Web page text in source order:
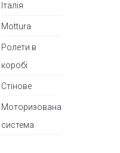
Італія
Mottura
Ролети в
коробі
Стінове
Моторизована
система